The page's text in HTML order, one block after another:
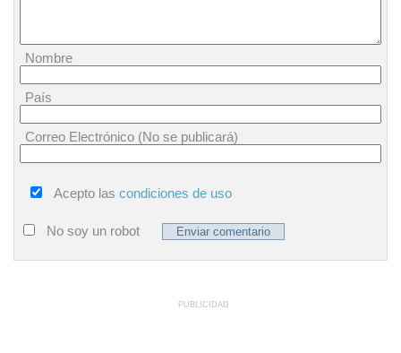
Nombre
País
Correo Electrónico (No se publicará)
Acepto las condiciones de uso
No soy un robot
PUBLICIDAD